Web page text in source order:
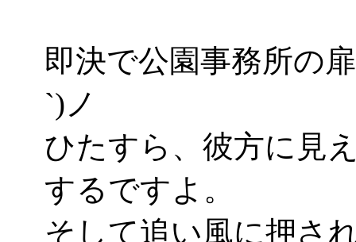
即決で公園事務所の
`)ノ
ひたすら、彼方に見
するですよ。
そして追い風に押さ